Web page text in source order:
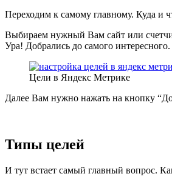
Переходим к самому главному. Куда и
Выбираем нужный Вам сайт или
Ура! Добрались до самого интересного.
Цели в Яндекс Метрике
Далее Вам нужно нажать на кнопку
Типы целей
И тут встает самый главный вопрос.